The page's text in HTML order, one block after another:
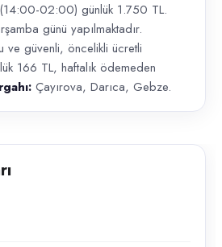
02:00) günlük 1.750 TL.
günü yapılmaktadır.
ve güvenli, öncelikli ücretli
166 TL, haftalık ödemeden
Çayırova, Darıca, Gebze.